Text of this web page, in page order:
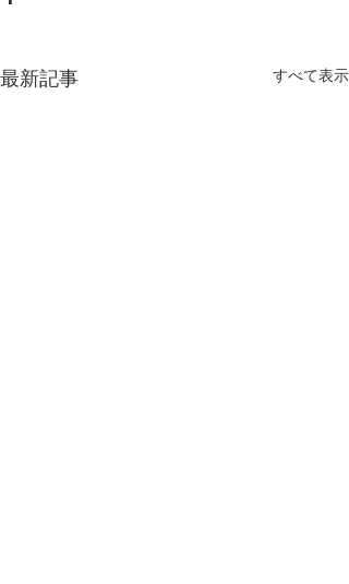
最新記事 すべて表示